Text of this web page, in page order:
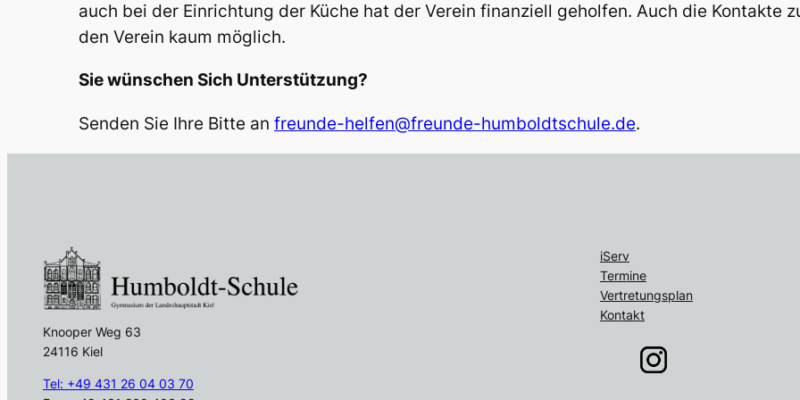
auch bei der Einrichtung der Küche hat der Verein finanziell geholfen. Auch die Kontakte
den Verein kaum möglich.
Sie wünschen Sich Unterstützung?
Senden Sie Ihre Bitte an freunde-helfen@freunde-humboldtschule.de.
Knooper Weg 63
24116 Kiel
Tel: +49 431 26 04 03 70
iServ
Termine
Vertretungsplan
Kontakt